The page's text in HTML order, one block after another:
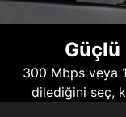
Güçlü
300 Mbps veya
dilediğini seç,